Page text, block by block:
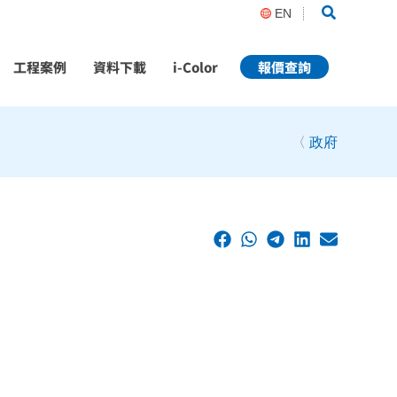
EN Search
工程案例 資料下載 i-Color 報價查詢
〈 政府